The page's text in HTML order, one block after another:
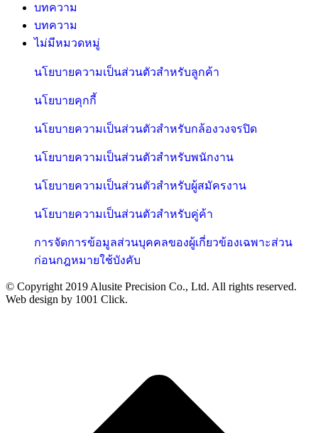
บทความ
บทความ
ไม่มีหมวดหมู่
นโยบายความเป็นส่วนตัวสำหรับลูกค้า
นโยบายคุกกี้
นโยบายความเป็นส่วนตัวสำหรับกล้องวงจรปิด
นโยบายความเป็นส่วนตัวสำหรับพนักงาน
นโยบายความเป็นส่วนตัวสำหรับผู้สมัครงาน
นโยบายความเป็นส่วนตัวสำหรับคู่ค้า
การจัดการข้อมูลส่วนบุคคลของผู้เกี่ยวข้องเฉพาะส่วน
ก่อนกฎหมายใช้บังคับ
© Copyright 2019 Alusite Precision Co., Ltd. All rights reserved.
Web design by 1001 Click.